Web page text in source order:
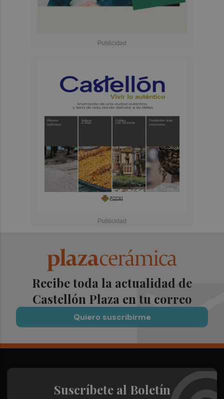
Recibe toda la actualidad de
Castellón Plaza en tu correo
Quiero suscribirme
Suscríbete al Boletín